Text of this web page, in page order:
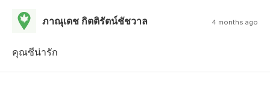
ภาณุเดช กิตติรัตน์ชัชวาล 4 months ago
คุณซีน่ารัก